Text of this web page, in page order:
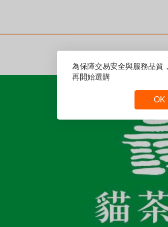
Reset
Focus
為保障交易安全與服務品質
再開始選購
OK